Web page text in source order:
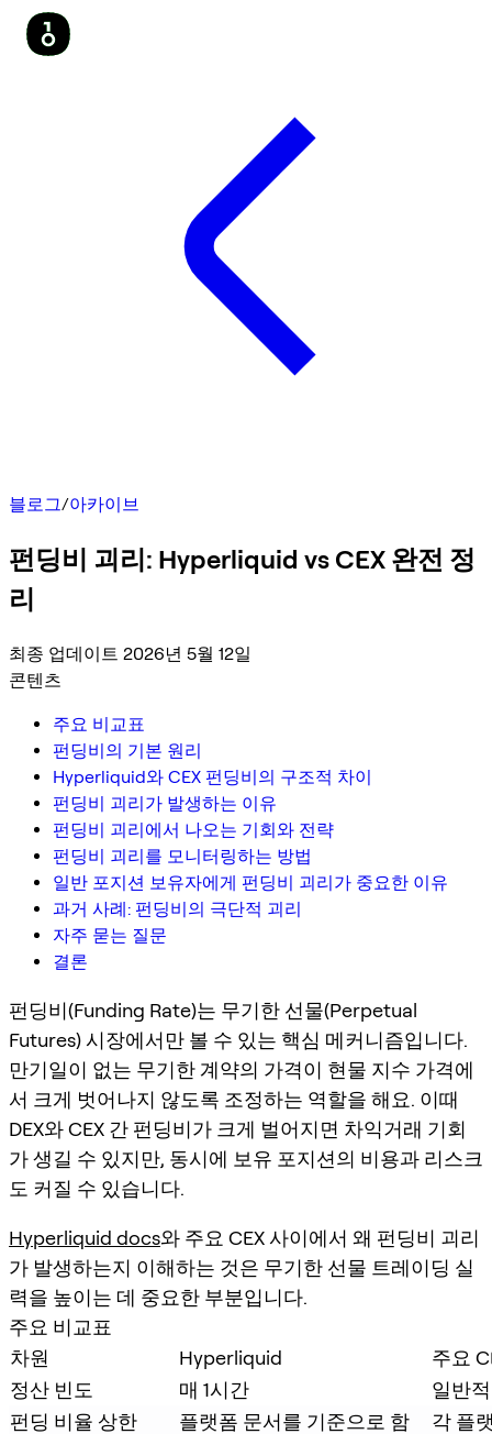
블로그/아카이브
펀딩비 괴리: Hyperliquid vs CEX 완전 정
리
최종 업데이트 2026년 5월 12일
콘텐츠
주요 비교표
펀딩비의 기본 원리
Hyperliquid와 CEX 펀딩비의 구조적 차이
펀딩비 괴리가 발생하는 이유
펀딩비 괴리에서 나오는 기회와 전략
펀딩비 괴리를 모니터링하는 방법
일반 포지션 보유자에게 펀딩비 괴리가 중요한 이유
과거 사례: 펀딩비의 극단적 괴리
자주 묻는 질문
결론
펀딩비(Funding Rate)는 무기한 선물(Perpetual
Futures) 시장에서만 볼 수 있는 핵심 메커니즘입니다.
만기일이 없는 무기한 계약의 가격이 현물 지수 가격에
서 크게 벗어나지 않도록 조정하는 역할을 해요. 이때
DEX와 CEX 간 펀딩비가 크게 벌어지면 차익거래 기회
가 생길 수 있지만, 동시에 보유 포지션의 비용과 리스크
도 커질 수 있습니다.
Hyperliquid docs와 주요 CEX 사이에서 왜 펀딩비 괴리
가 발생하는지 이해하는 것은 무기한 선물 트레이딩 실
력을 높이는 데 중요한 부분입니다.
주요 비교표
차원
Hyperliquid
주요
정산 빈도
매 1시간
일반
펀딩 비율 상한
플랫폼 문서를 기준으로 함
각 플